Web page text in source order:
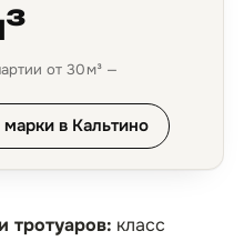
от 30 м³ —
марки в Кальтино
тротуаров: класс